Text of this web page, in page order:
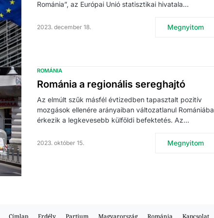
Románia”, az Európai Unió statisztikai hivatala…
2023. december 18. Megnyitom
ROMÁNIA
Románia a regionális sereghajtó
Az elmúlt szűk másfél évtizedben tapasztalt pozitív
mozgások ellenére arányaiban változatlanul Romániába
érkezik a legkevesebb külföldi befektetés. Az…
2023. október 15. Megnyitom